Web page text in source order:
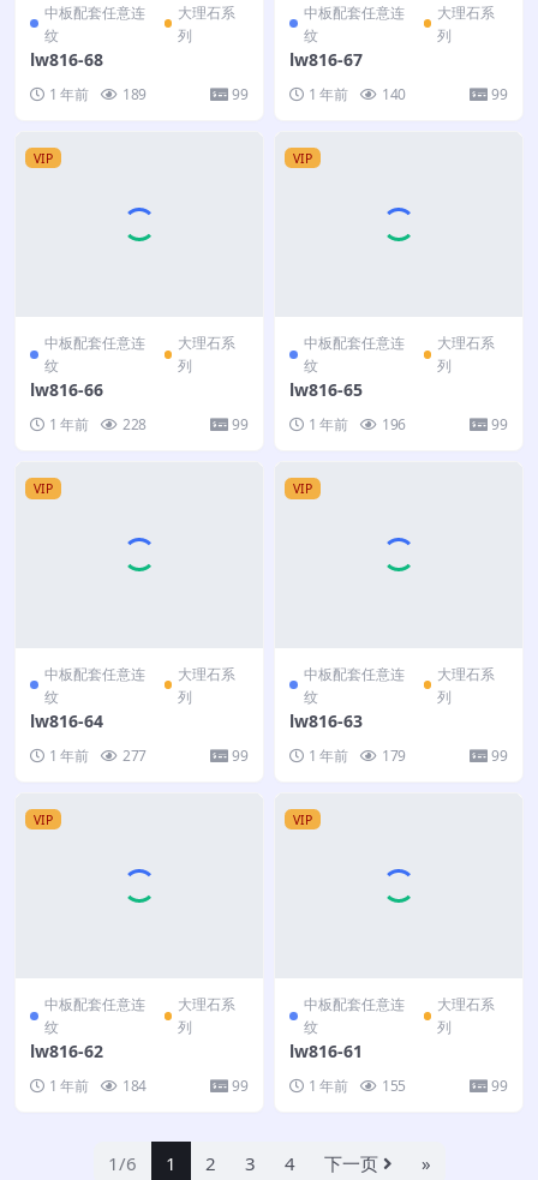
中板配套任意连
纹
大理石系
列
lw816-68
1 年前 189 99
中板配套任意连
纹
大理石系
列
lw816-67
1 年前 140 99
VIP
中板配套任意连
纹
大理石系
列
lw816-66
1 年前 228 99
VIP
中板配套任意连
纹
大理石系
列
lw816-65
1 年前 196 99
VIP
中板配套任意连
纹
大理石系
列
lw816-64
1 年前 277 99
VIP
中板配套任意连
纹
大理石系
列
lw816-63
1 年前 179 99
VIP
中板配套任意连
纹
大理石系
列
lw816-62
1 年前 184 99
VIP
中板配套任意连
纹
大理石系
列
lw816-61
1 年前 155 99
1/6 1 2 3 4 下一页 »